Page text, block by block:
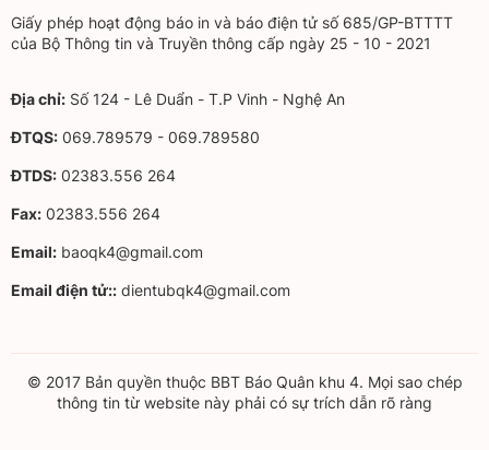
Giấy phép hoạt động báo in và báo điện tử số 685/GP-BTTTT
của Bộ Thông tin và Truyền thông cấp ngày 25 - 10 - 2021
Địa chỉ: Số 124 - Lê Duẩn - T.P Vinh - Nghệ An
ĐTQS: 069.789579 - 069.789580
ĐTDS: 02383.556 264
Fax: 02383.556 264
Email: baoqk4@gmail.com
Email điện tử:: dientubqk4@gmail.com
© 2017 Bản quyền thuộc BBT Báo Quân khu 4. Mọi sao chép
thông tin từ website này phải có sự trích dẫn rõ ràng